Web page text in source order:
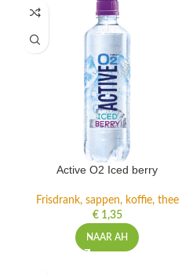
Active O2 Iced berry
Frisdrank, sappen, koffie, thee
€1,35
NAAR AH